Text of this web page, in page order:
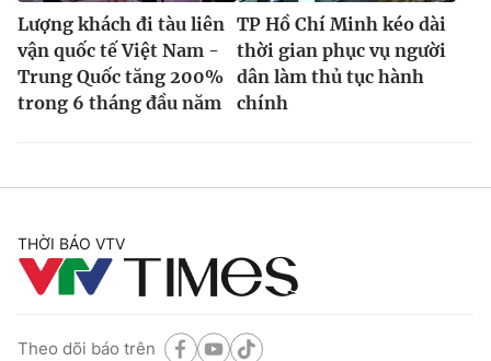
Lượng khách đi tàu liên
vận quốc tế Việt Nam -
Trung Quốc tăng 200%
trong 6 tháng đầu năm
TP Hồ Chí Minh kéo dài
thời gian phục vụ người
dân làm thủ tục hành
chính
THỜI BÁO VTV
Theo dõi báo trên